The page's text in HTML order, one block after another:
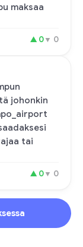
maksaa
▲ 0▼ 0
johonkin
tai
▲ 0▼ 0